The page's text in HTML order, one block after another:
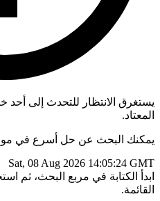
يستغرق الانتظار للتحدث إلى أحد
المعتاد.
يمكنك البحث عن حل أسرع في
Sat, 08 Aug 2026 14:05:24 GMT
القائمة.